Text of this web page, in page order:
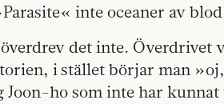
inte oceaner av
det inte. Överdrivet
i stället börjar man
Joon-ho som inte har kunnat